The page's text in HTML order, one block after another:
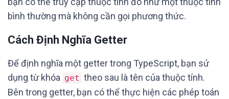
bình thường mà không cần gọi phương thức.
Cách Định Nghĩa Getter
Để định nghĩa một getter trong TypeScript, bạn sử
dụng từ khóa get theo sau là tên của thuộc tính.
Bên trong getter, bạn có thể thực hiện các phép toán